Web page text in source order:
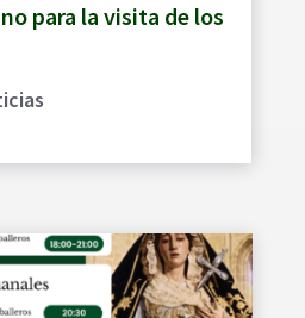
para la visita de los